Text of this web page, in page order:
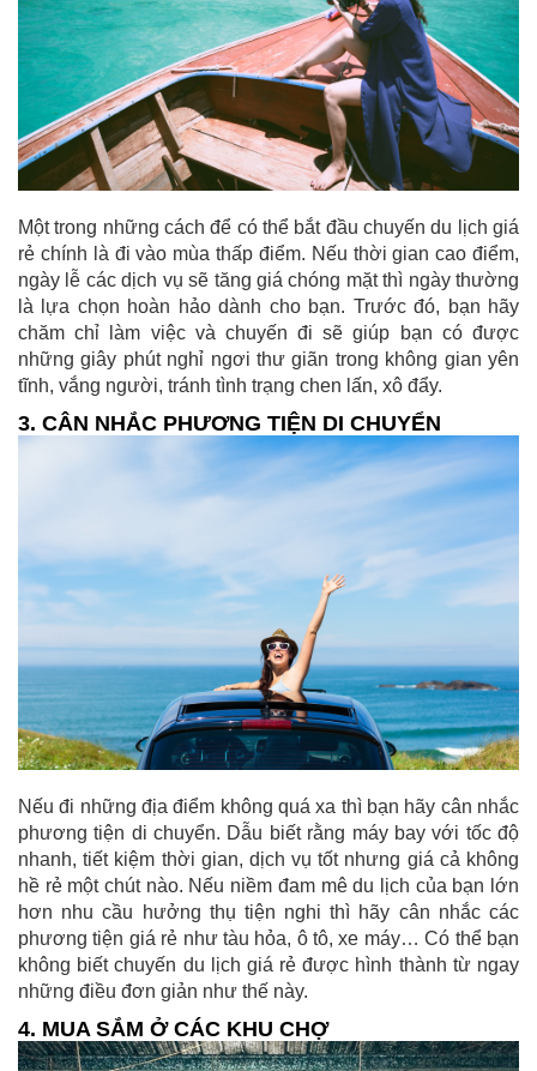
Một trong những cách để có thể bắt đầu chuyến du lịch giá
rẻ chính là đi vào mùa thấp điểm. Nếu thời gian cao điểm,
ngày lễ các dịch vụ sẽ tăng giá chóng mặt thì ngày thường
là lựa chọn hoàn hảo dành cho bạn. Trước đó, bạn hãy
chăm chỉ làm việc và chuyến đi sẽ giúp bạn có được
những giây phút nghỉ ngơi thư giãn trong không gian yên
tĩnh, vắng người, tránh tình trạng chen lấn, xô đẩy.
3. CÂN NHẮC PHƯƠNG TIỆN DI CHUYỂN
Nếu đi những địa điểm không quá xa thì bạn hãy cân nhắc
phương tiện di chuyển. Dẫu biết rằng máy bay với tốc độ
nhanh, tiết kiệm thời gian, dịch vụ tốt nhưng giá cả không
hề rẻ một chút nào. Nếu niềm đam mê du lịch của bạn lớn
hơn nhu cầu hưởng thụ tiện nghi thì hãy cân nhắc các
phương tiện giá rẻ như tàu hỏa, ô tô, xe máy… Có thể bạn
không biết chuyến du lịch giá rẻ được hình thành từ ngay
những điều đơn giản như thế này.
4. MUA SẮM Ở CÁC KHU CHỢ